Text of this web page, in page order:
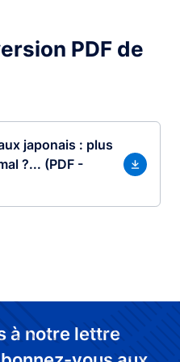
PDF de
japonais : plus
?... (PDF -
à notre lettre